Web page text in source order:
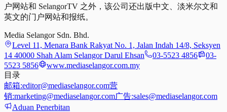
户网站和 SelangorTV 之外，该公司还出版中文、淡米尔文和
英文的门户网站和报纸。
Media Selangor Sdn. Bhd.
Level 11, Menara Bank Rakyat No. 1, Jalan Indah 14/8, Seksyen
14 40000 Shah Alam Selangor Darul Ehsan
03-5523 4856
03-
5523 5856
www.mediaselangor.com.my
目录
邮箱:editor@mediaselangor.com营
销:marketing@mediaselangor.com广告:sales@mediaselangor.com
Aduan Penerbitan